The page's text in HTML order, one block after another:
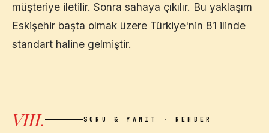
müşteriye iletilir. Sonra sahaya çıkılır. Bu yaklaşım
Eskişehir başta olmak üzere Türkiye'nin 81 ilinde
standart haline gelmiştir.
VIII. SORU & YANIT · REHBER